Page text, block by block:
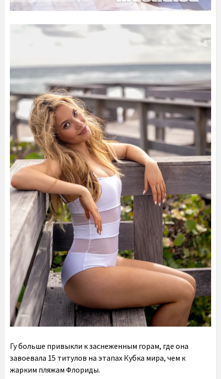
Гу больше привыкли к заснеженным горам, где она
завоевала 15 титулов на этапах Кубка мира, чем к
жарким пляжам Флориды.